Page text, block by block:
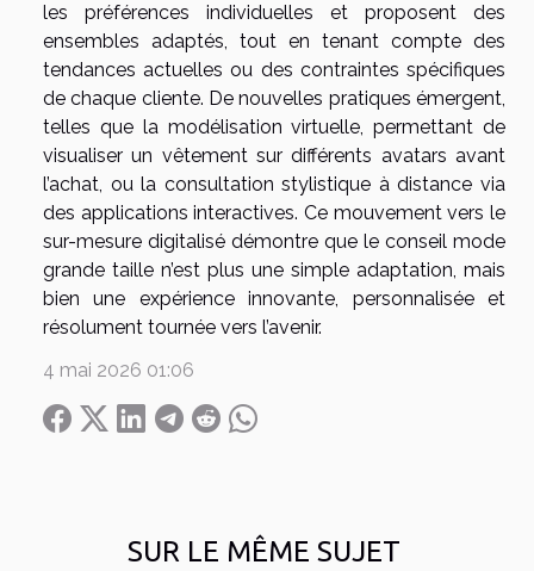
SUR LE MÊME SUJET
les préférences individuelles et proposent des
ensembles adaptés, tout en tenant compte des
tendances actuelles ou des contraintes spécifiques
de chaque cliente. De nouvelles pratiques émergent,
telles que la modélisation virtuelle, permettant de
visualiser un vêtement sur différents avatars avant
l’achat, ou la consultation stylistique à distance via
des applications interactives. Ce mouvement vers le
sur-mesure digitalisé démontre que le conseil mode
grande taille n’est plus une simple adaptation, mais
bien une expérience innovante, personnalisée et
résolument tournée vers l’avenir.
4 mai 2026 01:06